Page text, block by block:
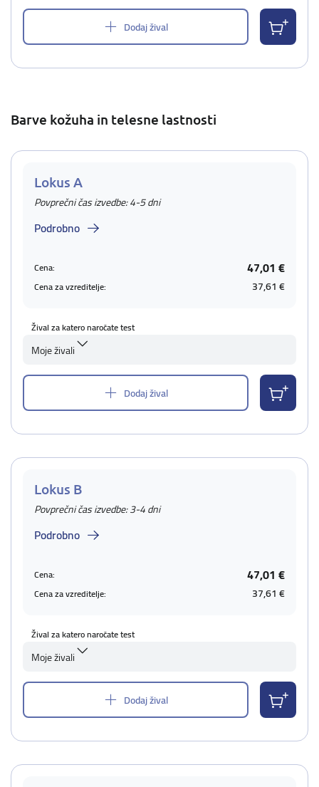
Dodaj žival
Barve kožuha in telesne lastnosti
Lokus A
Povprečni čas izvedbe: 4-5 dni
Podrobno
Cena: 47,01 €
Cena za vzreditelje: 37,61 €
Žival za katero naročate test
Moje živali
Dodaj žival
Lokus B
Povprečni čas izvedbe: 3-4 dni
Podrobno
Cena: 47,01 €
Cena za vzreditelje: 37,61 €
Žival za katero naročate test
Moje živali
Dodaj žival